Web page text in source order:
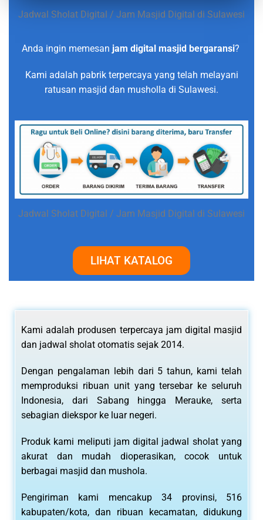
Jadwal Sholat Digital / Jam Masjid Digital di Sulawesi
Anda ingin memesan jam digital masjid bergaransi?
Kami adalah pabrik terpercaya yang telah melayani
ratusan masjid dan musholla di Sulawesi.
Jadwal Sholat Digital / Jam Masjid Digital di Sulawesi
LIHAT KATALOG
Kami adalah produsen terpercaya jam digital masjid
dan jadwal sholat otomatis sejak 2014.
Dengan pengalaman lebih dari 5 tahun, kami telah
memproduksi ribuan unit yang tersebar ke seluruh
Indonesia, dari Sabang hingga Merauke, serta
sebagian diekspor ke luar negeri.
Produk kami meliputi jam digital jadwal sholat yang
akurat dan mudah dioperasikan, cocok untuk
berbagai masjid dan mushola.
Pengiriman kami mencakup 34 provinsi, 516
kabupaten/kota, dan ribuan kecamatan, didukung